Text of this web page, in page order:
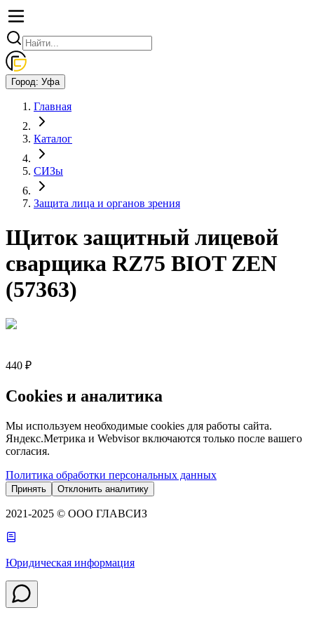
Город: Уфа
Главная
Каталог
СИЗы
Защита лица и органов зрения
Щиток защитный лицевой
сварщика RZ75 BIOT ZEN
(57363)
440 ₽
Cookies и аналитика
Мы используем необходимые cookies для работы сайта.
Яндекс.Метрика и Webvisor включаются только после вашего
согласия.
Политика обработки персональных данных
Принять Отклонить аналитику
2021-2025 © ООО ГЛАВСИЗ
Юридическая информация